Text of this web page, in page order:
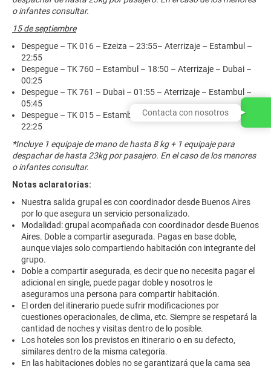
o infantes consultar.
15 de septiembre
Despegue – TK 016 – Ezeiza – 23:55– Aterrizaje – Estambul –
22:55
Despegue – TK 760 – Estambul – 18:50 – Aterrizaje – Dubai –
00:25
Despegue – TK 761 – Dubai – 01:55 – Aterrizaje – Estambul –
05:45
Despegue – TK 015 – Estambul – 10:45– Aterrizaje – Ezeiza –
22:25
*Incluye 1 equipaje de mano de hasta 8 kg + 1 equipaje para
despachar de hasta 23kg por pasajero. En el caso de los menores
o infantes consultar.
Notas aclaratorias:
Nuestra salida grupal es con coordinador desde Buenos Aires
por lo que asegura un servicio personalizado.
Modalidad: grupal acompañada con coordinador desde Buenos
Aires. Doble a compartir asegurada. Pagas en base doble,
aunque viajes solo compartiendo habitación con integrante del
grupo.
Doble a compartir asegurada, es decir que no necesita pagar el
adicional en single, puede pagar doble y nosotros le
aseguramos una persona para compartir habitación.
El orden del itinerario puede sufrir modificaciones por
cuestiones operacionales, de clima, etc. Siempre se respetará la
cantidad de noches y visitas dentro de lo posible.
Los hoteles son los previstos en itinerario o en su defecto,
similares dentro de la misma categoría.
En las habitaciones dobles no se garantizará que la cama sea
Contacta con nosotros